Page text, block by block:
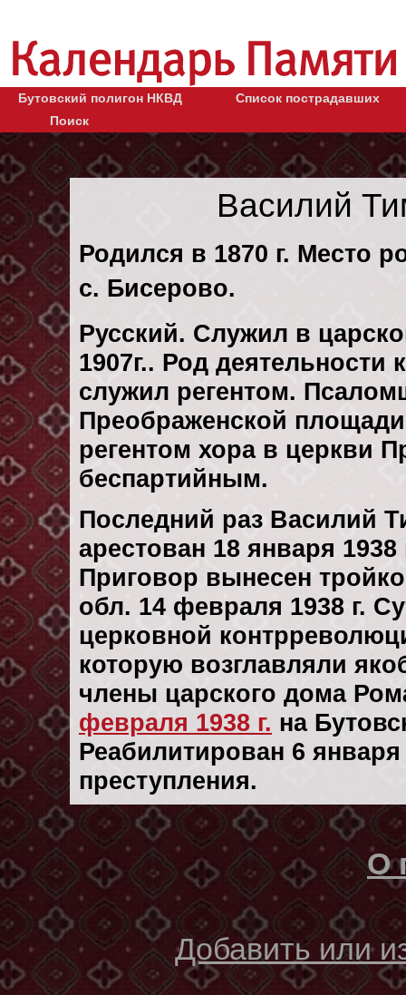
Бутовский полигон НКВД
Список пострадавших
Поиск
Василий
Родился в 1870 г. Место
с. Бисерово.
Русский. Служил в
1907г.. Род деятельности
служил регентом.
Преображенской площади
регентом хора в церкви
беспартийным.
Последний раз Василий
арестован 18 января 1938
Приговор вынесен
обл. 14 февраля 1938 г.
церковной
которую возглавляли
члены царского дома
февраля 1938 г. на
Реабилитирован 6 января
преступления.
О
Добавить или